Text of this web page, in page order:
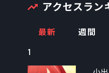
アクセスラン
最新 週間
1